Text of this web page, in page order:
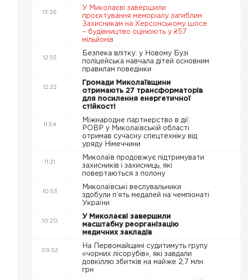
13:26
У Миколаєві завершили
проєктування меморіалу загиблим
Захисникам на Херсонському шосе
– будівництво оцінюють у ₴57
мільйонів
12:55
Безпека влітку: у Новому Бузі
поліцейська навчала дітей основним
правилам поведінки
12:22
Громади Миколаївщини
отримають 27 трансформаторів
для посилення енергетичної
стійкості
11:54
Міжнародне партнерство в дії:
РОВР у Миколаївській області
отримав сучасну спецтехніку від
уряду Німеччини
11:21
Миколаїв продовжує підтримувати
захисників і захисниць, які
повертаються з полону
10:53
Миколаївські веслувальники
здобули п’ять медалей на чемпіонаті
України
10:20
У Миколаєві завершили
масштабну реорганізацію
медичних закладів
09:52
На Первомайщині судитимуть групу
«чорних лісорубів», які завдали
довкіллю збитків на майже 2,7 млн
грн